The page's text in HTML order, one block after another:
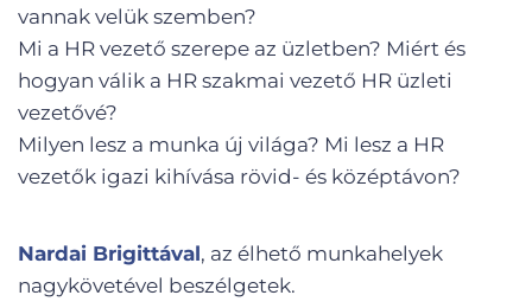
vannak velük szemben?
Mi a HR vezető szerepe az üzletben? Miért és
hogyan válik a HR szakmai vezető HR üzleti
vezetővé?
Milyen lesz a munka új világa? Mi lesz a HR
vezetők igazi kihívása rövid- és középtávon?
Nardai Brigittával, az élhető munkahelyek
nagykövetével beszélgetek.